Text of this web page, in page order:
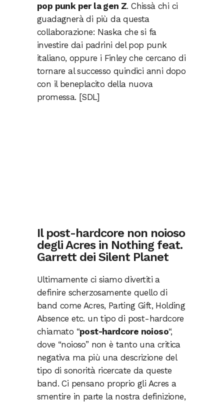
pop punk per la gen Z. Chissà chi ci
guadagnerà di più da questa
collaborazione: Naska che si fa
investire dai padrini del pop punk
italiano, oppure i Finley che cercano di
tornare al successo quindici anni dopo
con il beneplacito della nuova
promessa. [SDL]
Il post-hardcore non noioso
degli Acres in Nothing feat.
Garrett dei Silent Planet
Ultimamente ci siamo divertiti a
definire scherzosamente quello di
band come Acres, Parting Gift, Holding
Absence etc. un tipo di post-hardcore
chiamato “post-hardcore noioso“,
dove “noioso” non è tanto una critica
negativa ma più una descrizione del
tipo di sonorità ricercate da queste
band. Ci pensano proprio gli Acres a
smentire in parte la nostra definizione,